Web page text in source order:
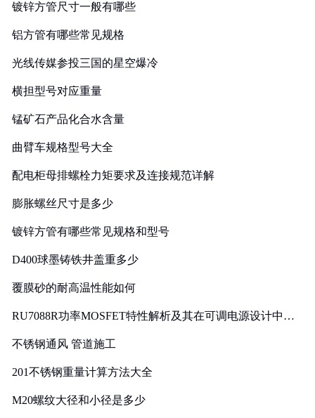
镀锌方管尺寸一般有哪些
铝方管有哪些常见规格
光线传媒参投三国的星空爆冷
横担型号对应重量
锰矿石产品化合水含量
曲臂车规格型号大全
配电柜母排螺栓力矩要求及连接规范详解
膨胀螺丝尺寸是多少
镀锌方管有哪些常见规格和型号
D400球墨铸铁井盖重多少
覆膜砂的耐高温性能如何
RU7088R功率MOSFET特性解析及其在可调电源设计中的
不锈钢通风 管道施工
201不锈钢重量计算方法大全
M20螺纹大径和小径是多少